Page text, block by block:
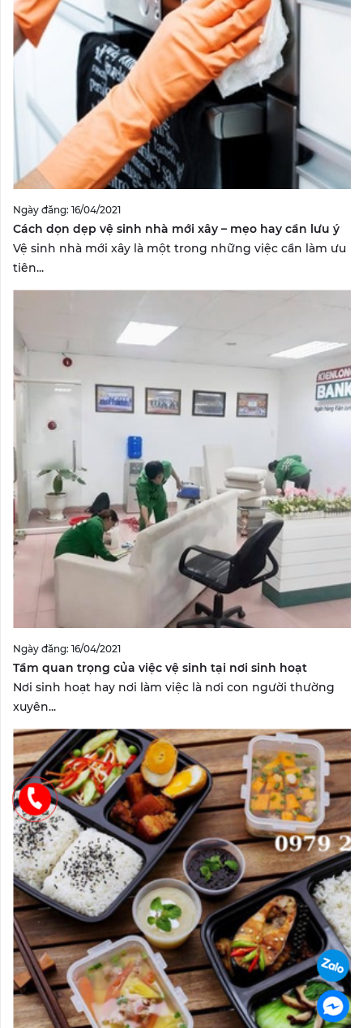
Ngày đăng: 16/04/2021
Cách dọn dẹp vệ sinh nhà mới xây – mẹo hay cần lưu ý
Vệ sinh nhà mới xây là một trong những việc cần làm ưu
tiên...
Ngày đăng: 16/04/2021
Tầm quan trọng của việc vệ sinh tại nơi sinh hoạt
Nơi sinh hoạt hay nơi làm việc là nơi con người thường
xuyên...